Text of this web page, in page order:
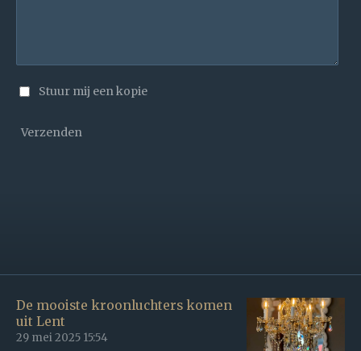
Stuur mij een kopie
Verzenden
De mooiste kroonluchters komen
uit Lent
29 mei 2025 15:54